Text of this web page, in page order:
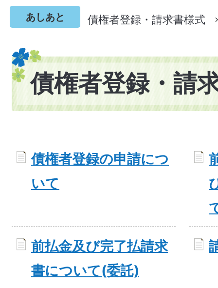
あしあと 債権者登録・請求書様式
債権者登録・請
債権者登録の申請につ
いて
前払金及び完了払請求
書について(委託)